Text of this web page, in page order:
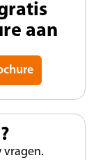
aan
vragen.